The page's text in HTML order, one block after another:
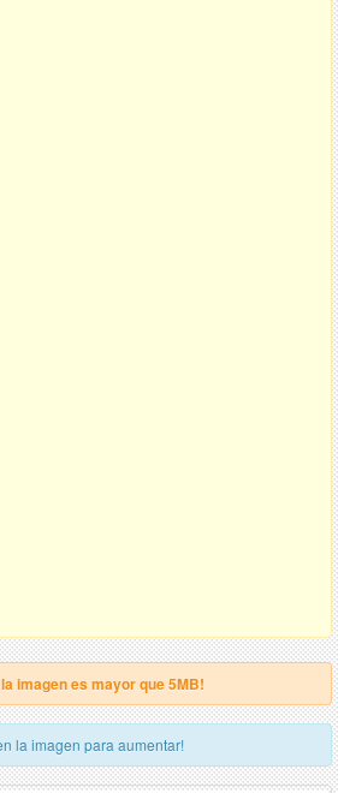
imagen es mayor que 5MB!
la imagen para aumentar!